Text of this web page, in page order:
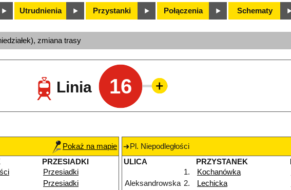
Utrudnienia Przystanki Połączenia Schematy
zmiana trasy
Linia 16
Pokaż na mapie
PRZESIADKI
Przesiadki
Przesiadki
Pl. Niepodległości
ULICA
PRZYSTANEK
1.
Kochanówka
Aleksandrowska 2. Lechicka